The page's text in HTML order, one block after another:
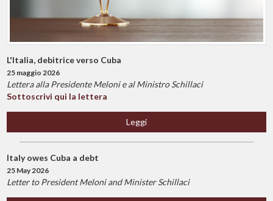
L'Italia, debitrice verso Cuba
25 maggio 2026
Lettera alla Presidente Meloni e al Ministro Schillaci
Sottoscrivi qui la lettera
Leggi
Italy owes Cuba a debt
25 May 2026
Letter to President Meloni and Minister Schillaci